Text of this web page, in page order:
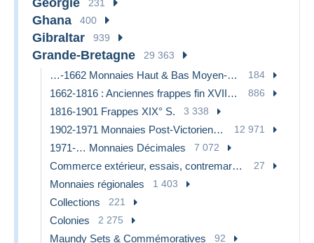
231
Ghana 400
Gibraltar 939
Grande-Bretagne 29 363
…-1662 Monnaies Haut & Bas Moyen-Age 184
1662-1816 : Anciennes frappes fin XVII° - Début XIX° s. 886
1816-1901 Frappes XIX° S. 3 338
1902-1971 Monnaies Post-Victoriennes 12 971
1971-… Monnaies Décimales 7 072
Commerce extérieur, essais, contremarques et surfrappes 27
Monnaies régionales 1 403
Collections 221
Colonies 2 275
Maundy Sets & Commémoratives 92